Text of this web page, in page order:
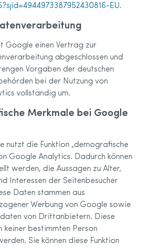
EU.
Google einen Vertrag zur
abgeschlossen und
Vorgaben der deutschen
bei der Nutzung von
vollständig um.
Merkmale bei Google
nutzt die Funktion „demografische
Google Analytics. Dadurch können
werden, die Aussagen zu Alter,
Interessen der Seitenbesucher
Daten stammen aus
Werbung von Google sowie
von Drittanbietern. Diese
keiner bestimmten Person
Sie können diese Funktion